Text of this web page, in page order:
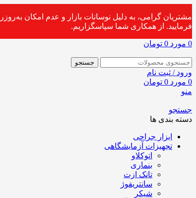
مشتریان گرامی، به دلیل نوسانات بازار و عدم امکان
فرمایید. از همکاری شما سپاسگزاریم.
0 مورد 0 تومان
جستجو
ورود / ثبت نام
0 مورد 0 تومان
منو
جستجو
دسته بندی ها
ابزار جراحی
تجهیزات آزمایشگاهی
اتوکلاو
بنماری
تانک ازت
سانتریفوژ
شیکر